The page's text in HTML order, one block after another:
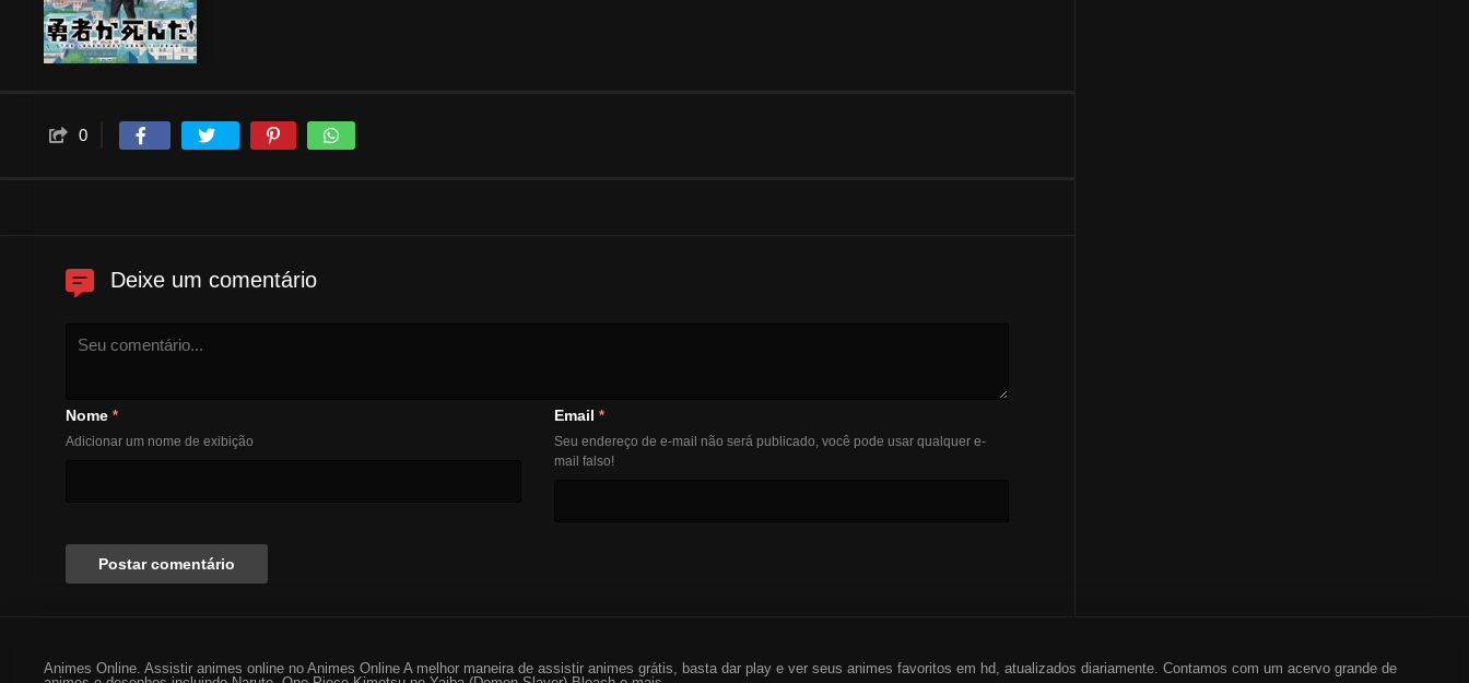
0
Deixe um comentário
Nome *
Adicionar um nome de exibição
Email *
Seu endereço de e-mail não será publicado, você pode usar qualquer e-
mail falso!
Animes Online. Assistir animes online no Animes Online A melhor maneira de assistir animes grátis, basta dar play e ver seus animes favoritos em hd, atualizados diariamente. Contamos com um acervo grande de